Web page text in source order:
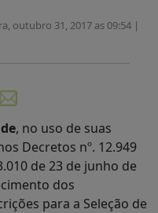
outubro 31, 2017 as 09:54 |
, no uso de suas
Decretos nº. 12.949
de 23 de junho de
dos
para a Seleção de